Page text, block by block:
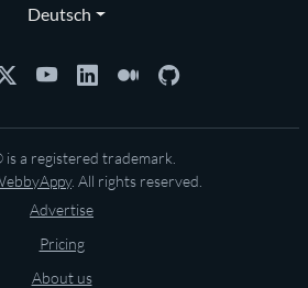
Deutsch
is a registered trademark.
. All rights reserved.
Advertise
Pricing
About us